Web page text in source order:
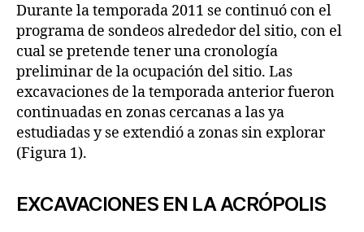
Durante la temporada 2011 se continuó con el
programa de sondeos alrededor del sitio, con el
cual se pretende tener una cronología
preliminar de la ocupación del sitio. Las
excavaciones de la temporada anterior fueron
continuadas en zonas cercanas a las ya
estudiadas y se extendió a zonas sin explorar
(Figura 1).
EXCAVACIONES EN LA ACRÓPOLIS